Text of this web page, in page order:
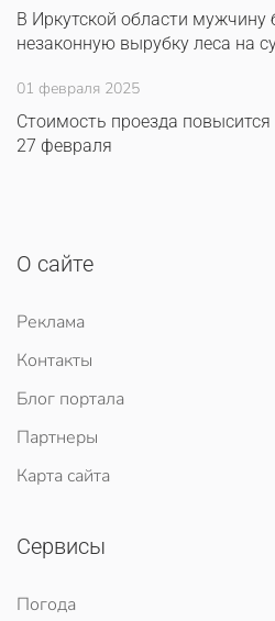
В Иркутской области мужчину
незаконную вырубку леса на
01 февраля 2025
Стоимость проезда
27 февраля
О сайте
Реклама
Контакты
Блог портала
Партнеры
Карта сайта
Сервисы
Погода